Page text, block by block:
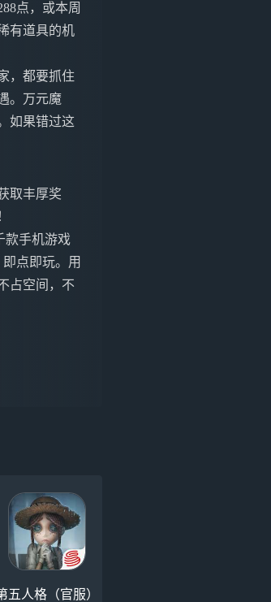
点，或本周
有道具的机
，都要抓住
。万元魔
如果错过这
取丰厚奖
款手机游戏
点即玩。用
占空间，不
五人格（官服）